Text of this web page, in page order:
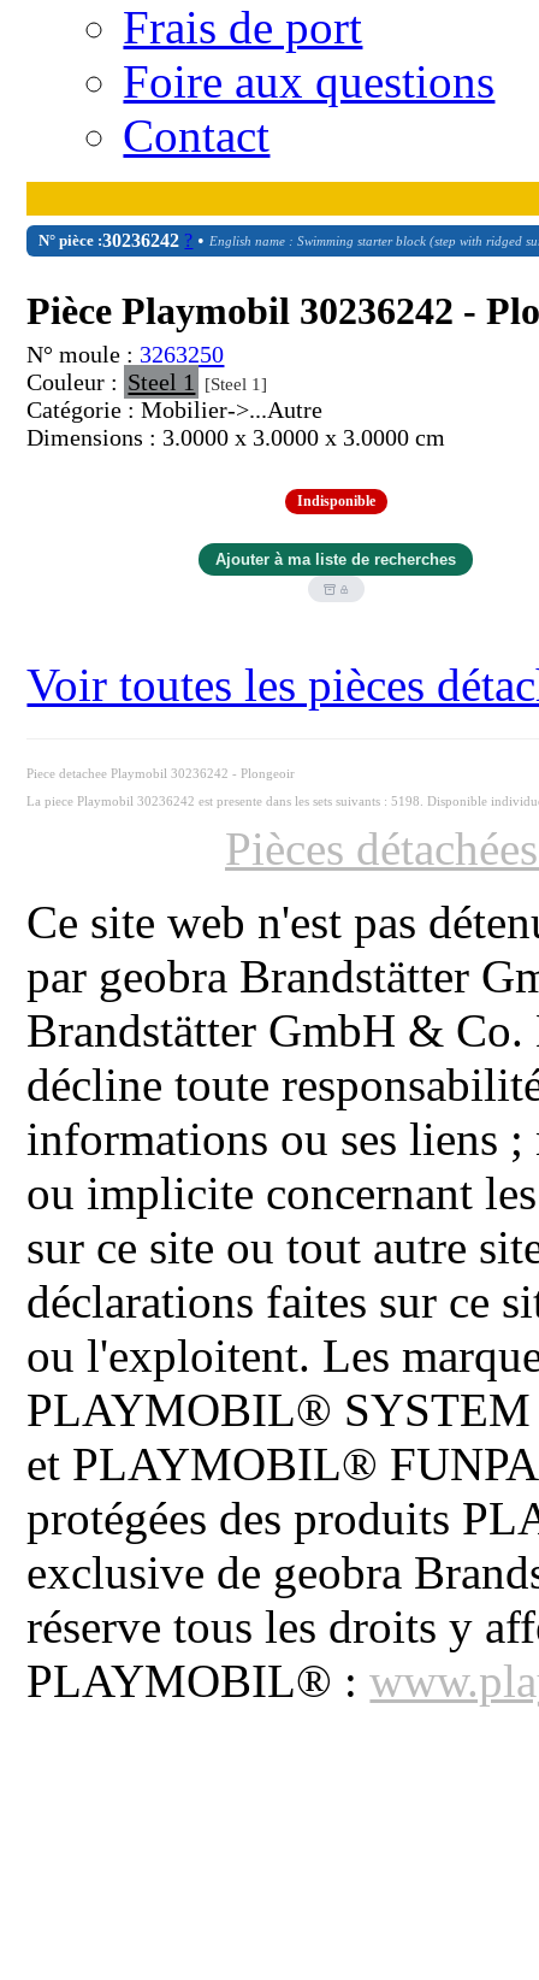
Frais de port
Foire aux questions
Contact
N° pièce :30236242 ? •English name : Swimming starter block (step with ridged
Pièce Playmobil 30236242 -
N° moule : 3263250
Couleur : Steel 1 [Steel 1]
Catégorie : Mobilier->...Autre
Dimensions : 3.0000 x 3.0000 x 3.0000 cm
Indisponible
Voir toutes les pièces
Piece detachee Playmobil 30236242 - Plongeoir
La piece Playmobil 30236242 est presente dans les sets suivants : 5198. Disponible
Pièces
Ce site web n'est pas
par geobra Brandstätter
Brandstätter GmbH & Co.
décline toute
informations ou ses liens ;
ou implicite concernant
sur ce site ou tout autre
déclarations faites sur ce
ou l'exploitent. Les
PLAYMOBIL®
et PLAYMOBIL®
protégées des produits
exclusive de geobra
réserve tous les droits y
PLAYMOBIL® :